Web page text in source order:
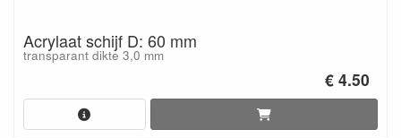
Acrylaat schijf D: 60 mm
transparant dikte 3,0 mm
€ 4.50